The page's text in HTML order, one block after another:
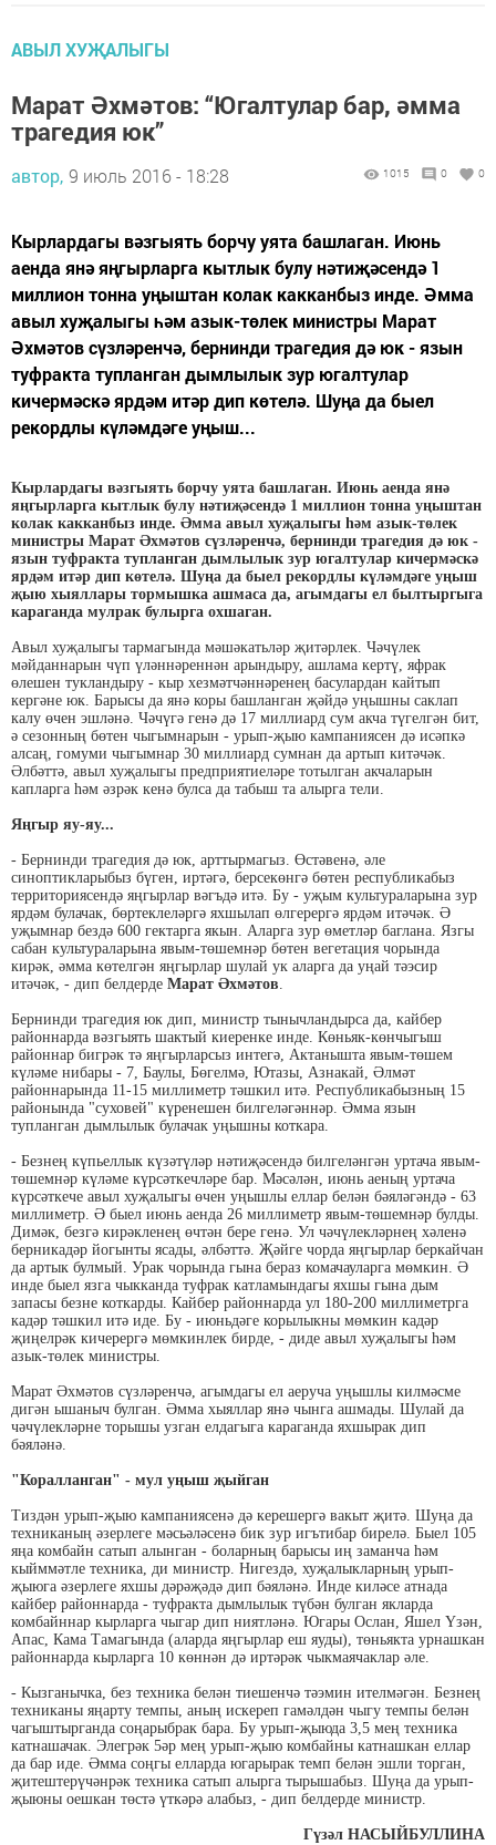
АВЫЛ ХУҖАЛЫГЫ
Марат Әхмәтов: “Югалтулар бар, әмма
трагедия юк”
автор, 9 июль 2016 - 18:28 1015 0 0
Кырлардагы вәзгыять борчу уята башлаган. Июнь
аенда янә яңгырларга кытлык булу нәтиҗәсендә 1
миллион тонна уңыштан колак какканбыз инде. Әмма
авыл хуҗалыгы һәм азык-төлек министры Марат
Әхмәтов сүзләренчә, бернинди трагедия дә юк - язын
туфракта тупланган дымлылык зур югалтулар
кичермәскә ярдәм итәр дип көтелә. Шуңа да быел
рекордлы күләмдәге уңыш...
Кырлардагы вәзгыять борчу уята башлаган. Июнь аенда янә
яңгырларга кытлык булу нәтиҗәсендә 1 миллион тонна уңыштан
колак какканбыз инде. Әмма авыл хуҗалыгы һәм азык-төлек
министры Марат Әхмәтов сүзләренчә, бернинди трагедия дә юк -
язын туфракта тупланган дымлылык зур югалтулар кичермәскә
ярдәм итәр дип көтелә. Шуңа да быел рекордлы күләмдәге уңыш
җыю хыяллары тормышка ашмаса да, агымдагы ел былтыргыга
караганда мулрак булырга охшаган.
Авыл хуҗалыгы тармагында мәшәкатьләр җитәрлек. Чәчүлек
мәйданнарын чүп үләннәреннән арындыру, ашлама кертү, яфрак
өлешен тукландыру - кыр хезмәтчәннәренең басулардан кайтып
кергәне юк. Барысы да янә коры башланган җәйдә уңышны саклап
калу өчен эшләнә. Чәчүгә генә дә 17 миллиард сум акча түгелгән бит,
ә сезонның бөтен чыгымнарын - урып-җыю кампаниясен дә исәпкә
алсаң, гомуми чыгымнар 30 миллиард сумнан да артып китәчәк.
Әлбәттә, авыл хуҗалыгы предприятиеләре тотылган акчаларын
капларга һәм әзрәк кенә булса да табыш та алырга тели.
Яңгыр яу-яу...
- Бернинди трагедия дә юк, арттырмагыз. Өстәвенә, әле
синоптикларыбыз бүген, иртәгә, берсекөнгә бөтен республикабыз
территориясендә яңгырлар вәгъдә итә. Бу - уҗым культураларына зур
ярдәм булачак, бөртеклеләргә яхшылап өлгерергә ярдәм итәчәк. Ә
уҗымнар бездә 600 гектарга якын. Аларга зур өметләр баглана. Язгы
сабан культураларына явым-төшемнәр бөтен вегетация чорында
кирәк, әмма көтелгән яңгырлар шулай ук аларга да уңай тәэсир
итәчәк, - дип белдерде Марат Әхмәтов.
Бернинди трагедия юк дип, министр тынычландырса да, кайбер
районнарда вәзгыять шактый киеренке инде. Көньяк-көнчыгыш
районнар бигрәк тә яңгырларсыз интегә, Актанышта явым-төшем
күләме нибары - 7, Баулы, Бөгелмә, Ютазы, Азнакай, Әлмәт
районнарында 11-15 миллиметр тәшкил итә. Республикабызның 15
районында "суховей" күренешен билгеләгәннәр. Әмма язын
тупланган дымлылык булачак уңышны коткара.
- Безнең күпьеллык күзәтүләр нәтиҗәсендә билгеләнгән уртача явым-
төшемнәр күләме күрсәткечләре бар. Мәсәлән, июнь аеның уртача
күрсәткече авыл хуҗалыгы өчен уңышлы еллар белән бәяләгәндә - 63
миллиметр. Ә быел июнь аенда 26 миллиметр явым-төшемнәр булды.
Димәк, безгә кирәкленең өчтән бере генә. Ул чәчүлекләрнең хәленә
берникадәр йогынты ясады, әлбәттә. Җәйге чорда яңгырлар беркайчан
да артык булмый. Урак чорында гына бераз комачауларга мөмкин. Ә
инде быел язга чыкканда туфрак катламындагы яхшы гына дым
запасы безне коткарды. Кайбер районнарда ул 180-200 миллиметрга
кадәр тәшкил итә иде. Бу - июньдәге корылыкны мөмкин кадәр
җиңелрәк кичерергә мөмкинлек бирде, - диде авыл хуҗалыгы һәм
азык-төлек министры.
Марат Әхмәтов сүзләренчә, агымдагы ел аеруча уңышлы килмәсме
дигән ышаныч булган. Әмма хыяллар янә чынга ашмады. Шулай да
чәчүлекләрне торышы узган елдагыга караганда яхшырак дип
бәяләнә.
"Коралланган" - мул уңыш җыйган
Тиздән урып-җыю кампаниясенә дә керешергә вакыт җитә. Шуңа да
техниканың әзерлеге мәсьәләсенә бик зур игътибар бирелә. Быел 105
яңа комбайн сатып алынган - боларның барысы иң заманча һәм
кыйммәтле техника, ди министр. Нигездә, хуҗалыкларның урып-
җыюга әзерлеге яхшы дәрәҗәдә дип бәяләнә. Инде киләсе атнада
кайбер районнарда - туфракта дымлылык түбән булган якларда
комбайннар кырларга чыгар дип ниятләнә. Югары Ослан, Яшел Үзән,
Апас, Кама Тамагында (аларда яңгырлар еш яуды), төньякта урнашкан
районнарда кырларга 10 көннән дә иртәрәк чыкмаячаклар әле.
- Кызганычка, без техника белән тиешенчә тәэмин ителмәгән. Безнең
техниканы яңарту темпы, аның искереп гамәлдән чыгу темпы белән
чагыштырганда соңарыбрак бара. Бу урып-җыюда 3,5 мең техника
катнашачак. Элегрәк 5әр мең урып-җыю комбайны катнашкан еллар
да бар иде. Әмма соңгы елларда югарырак темп белән эшли торган,
җитештерүчәнрәк техника сатып алырга тырышабыз. Шуңа да урып-
җыюны оешкан төстә үткәрә алабыз, - дип белдерде министр.
Гүзәл НАСЫЙБУЛЛИНА